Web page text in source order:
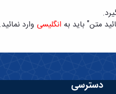
متن" باید به انگلیسی وارد نمائید.
دسترسی